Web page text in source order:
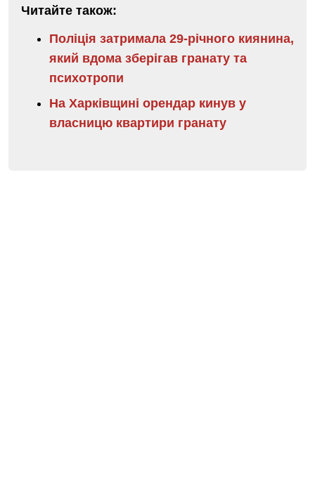
Читайте також:
Поліція затримала 29-річного киянина,
який вдома зберігав гранату та
психотропи
На Харківщині орендар кинув у
власницю квартири гранату